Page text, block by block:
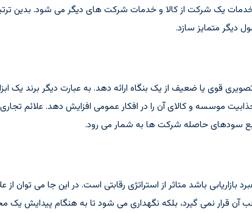
یک شرکت از کالا و خدمات شرکت های دیگر می شود. بدین
دیگر متمایز سازد.
تصویری قوی یا ضعیف از یک بنگاه ارائه دهد. به عبارت دیگر برند یک
موسسه و کالای آن را در افکار عمومی افزایش دهد. علائم
سودهای حاصله شرکت ها به شمار می رود.
بازاریابی باشد متاثر از استراتژی رقابتی است. در این جا می
آن قرار نمی گیرد، بلکه نگهداری می شود تا به هنگام پیدایش